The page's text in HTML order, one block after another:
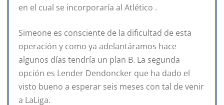
en el cual se incorporaría al Atlético .
Simeone es consciente de la dificultad de esta
operación y como ya adelantáramos hace
algunos días tendría un plan B. La segunda
opción es Lender Dendoncker que ha dado el
visto bueno a esperar seis meses con tal de venir
a LaLiga.